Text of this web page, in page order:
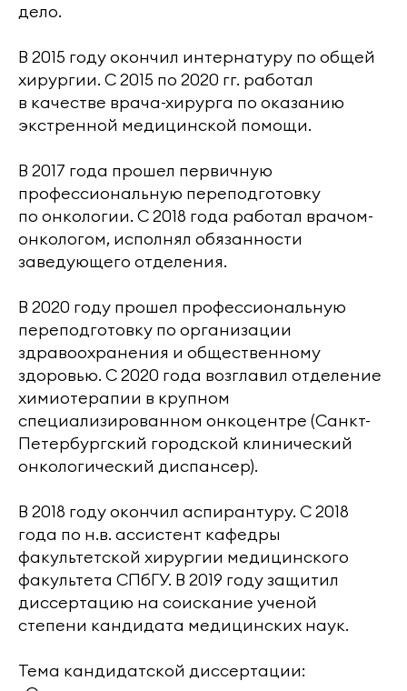
дело.
В 2015 году окончил интернатуру по общей
хирургии. С 2015 по 2020 гг. работал
в качестве врача-хирурга по оказанию
экстренной медицинской помощи.
В 2017 года прошел первичную
профессиональную переподготовку
по онкологии. С 2018 года работал врачом-
онкологом, исполнял обязанности
заведующего отделения.
В 2020 году прошел профессиональную
переподготовку по организации
здравоохранения и общественному
здоровью. С 2020 года возглавил отделение
химиотерапии в крупном
специализированном онкоцентре (Санкт-
Петербургский городской клинический
онкологический диспансер).
В 2018 году окончил аспирантуру. С 2018
года по н.в. ассистент кафедры
факультетской хирургии медицинского
факультета СПбГУ. В 2019 году защитил
диссертацию на соискание ученой
степени кандидата медицинских наук.
Тема кандидатской диссертации: